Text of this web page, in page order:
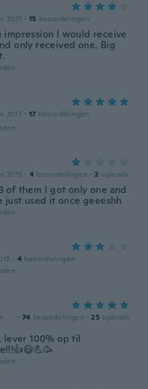
2021 · 15 beoordelingen
impression I would receive
only received one. Big
2017 · 17 beoordelingen
2015 · 4 beoordelingen · 2 uploads
of them I got only one and
just used it once geeeshh
· 4 beoordelingen
· 74 beoordelingen · 25 uploads
lever 100% op til